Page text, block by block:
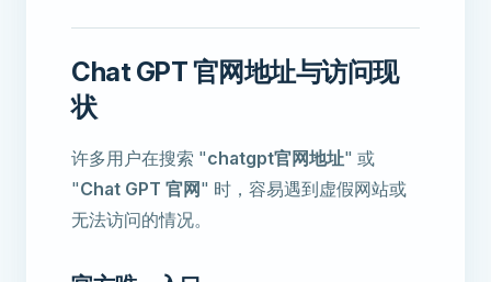
Chat GPT 官网地址与访问现
状
许多用户在搜索 "chatgpt官网地址" 或
"Chat GPT 官网" 时，容易遇到虚假网站或
无法访问的情况。